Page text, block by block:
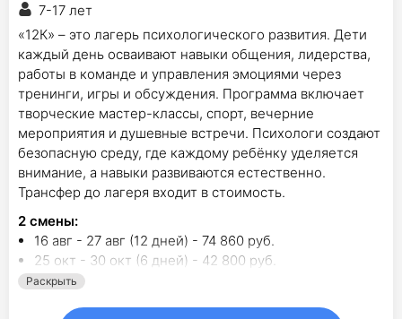
7-17 лет
«12К» – это лагерь психологического развития. Дети
каждый день осваивают навыки общения, лидерства,
работы в команде и управления эмоциями через
тренинги, игры и обсуждения. Программа включает
творческие мастер-классы, спорт, вечерние
мероприятия и душевные встречи. Психологи создают
безопасную среду, где каждому ребёнку уделяется
внимание, а навыки развиваются естественно.
Трансфер до лагеря входит в стоимость.
2 смены:
16 авг - 27 авг (12 дней) - 74 860 руб.
25 окт - 30 окт (6 дней) - 42 800 руб.
Раскрыть